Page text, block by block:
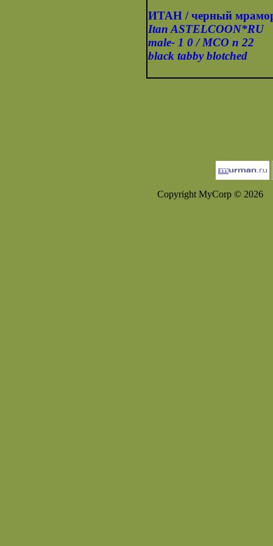
ИТАН / черный
Itan ASTELCOON*RU
male- 1 0 / MCO n 22
black tabby blotched
Copyright MyCorp © 2026